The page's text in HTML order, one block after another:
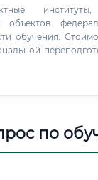
объектов
обучения:
по